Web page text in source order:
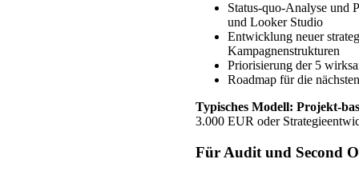
Status-quo-Analyse und
und Looker Studio
Entwicklung neuer
Kampagnenstrukturen
Priorisierung der 5
Roadmap für die
Typisches Modell: Projekt-
3.000 EUR oder
Für Audit und Second